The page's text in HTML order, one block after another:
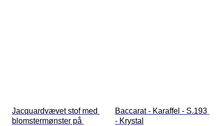
Jacquardvævet stof med
blomstermønster på
Baccarat - Karaffel - S.193
- Krystal